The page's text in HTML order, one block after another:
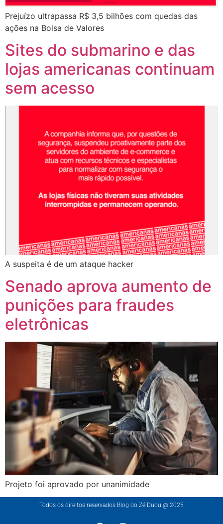
Prejuízo ultrapassa R$ 3,5 bilhões com quedas das
ações na Bolsa de Valores
Sites do submarino e das
lojas americanas continuam
sem acesso
A suspeita é de um ataque hacker
Senado aprova aumento de
punições para fraudes
eletrônicas
Projeto foi aprovado por unanimidade
Todos os direitos reservados Blog do Zé Dudu @ 2025